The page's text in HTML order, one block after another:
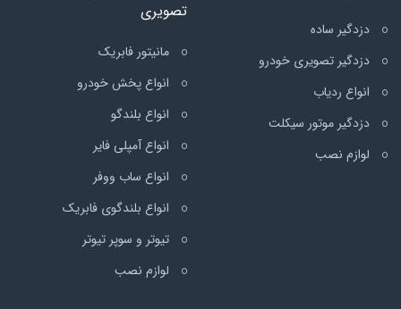
دزدگیر ساده
دزدگیر تصویری خودرو
انواع ردیاب
دزدگیر موتور سیکلت
لوازم نصب
تصویری
مانیتور فابریک
انواع پخش خودرو
انواع بلندگو
انواع آمپلی فایر
انواع ساب ووفر
انواع بلندگوی فابریک
تیوتر و سوپر تیوتر
لوازم نصب